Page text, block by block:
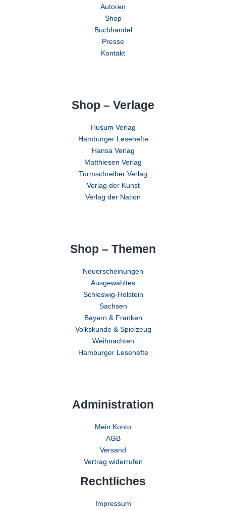
Autoren
Shop
Buchhandel
Presse
Kontakt
Shop – Verlage
Husum Verlag
Hamburger Lesehefte
Hansa Verlag
Matthiesen Verlag
Turmschreiber Verlag
Verlag der Kunst
Verlag der Nation
Shop – Themen
Neuerscheinungen
Ausgewähltes
Schleswig-Holstein
Sachsen
Bayern & Franken
Volkskunde & Spielzeug
Weihnachten
Hamburger Lesehefte
Administration
Mein Konto
AGB
Versand
Vertrag widerrufen
Rechtliches
Impressum